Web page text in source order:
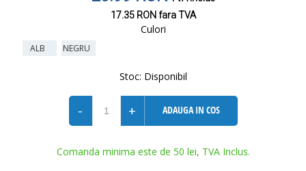
17.35 RONfara TVA
Culori
ALB NEGRU
Stoc: Disponibil
- + ADAUGA IN COS
Comanda minima este de 50 lei, TVA Inclus.